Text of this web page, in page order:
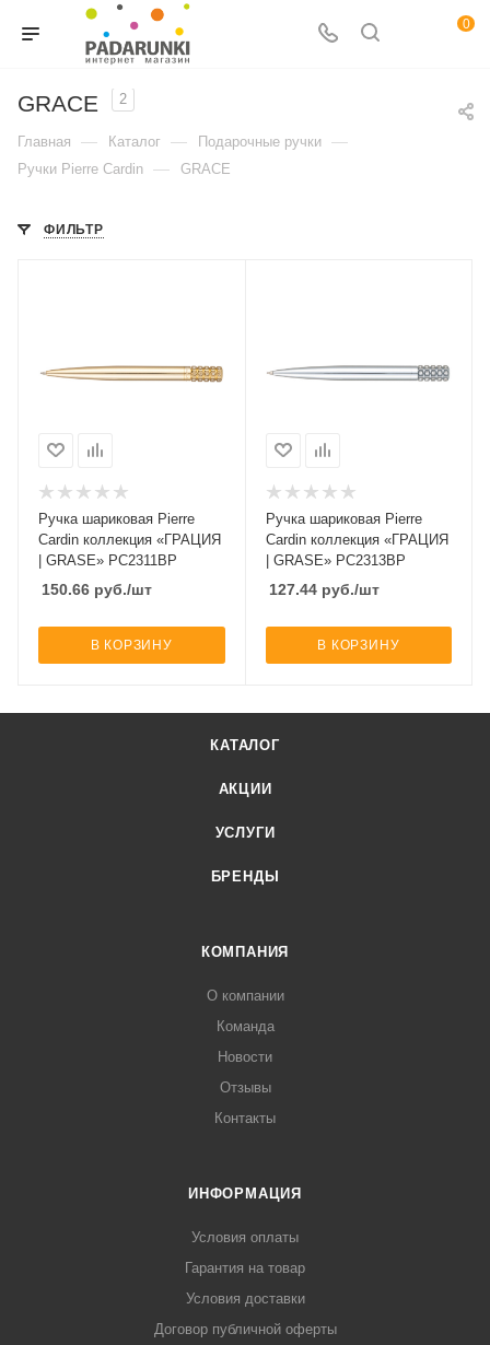
0
GRACE 2
Главная — Каталог — Подарочные ручки —
Ручки Pierre Cardin — GRACE
ФИЛЬТР
Ручка шариковая Pierre
Cardin коллекция «ГРАЦИЯ
| GRASE» PC2311BP
150.66 руб./шт
В КОРЗИНУ
Ручка шариковая Pierre
Cardin коллекция «ГРАЦИЯ
| GRASE» PC2313BP
127.44руб./шт
В КОРЗИНУ
КАТАЛОГ
АКЦИИ
УСЛУГИ
БРЕНДЫ
КОМПАНИЯ
О компании
Команда
Новости
Отзывы
Контакты
ИНФОРМАЦИЯ
Условия оплаты
Гарантия на товар
Условия доставки
Договор публичной оферты